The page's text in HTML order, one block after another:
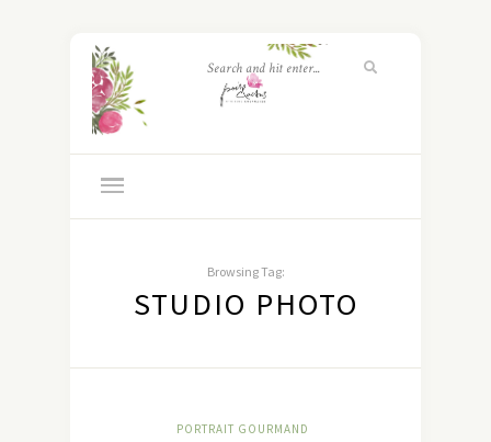
Browsing Tag:
STUDIO PHOTO
PORTRAIT GOURMAND